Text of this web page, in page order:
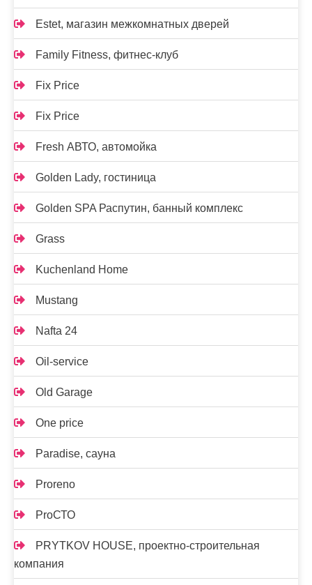
Estet, магазин межкомнатных дверей
Family Fitness, фитнес-клуб
Fix Price
Fix Price
Fresh АВТО, автомойка
Golden Lady, гостиница
Golden SPA Распутин, банный комплекс
Grass
Kuchenland Home
Mustang
Nafta 24
Oil-service
Old Garage
One price
Paradise, сауна
Proreno
ProСТО
PRYTKOV HOUSE, проектно-строительная
компания